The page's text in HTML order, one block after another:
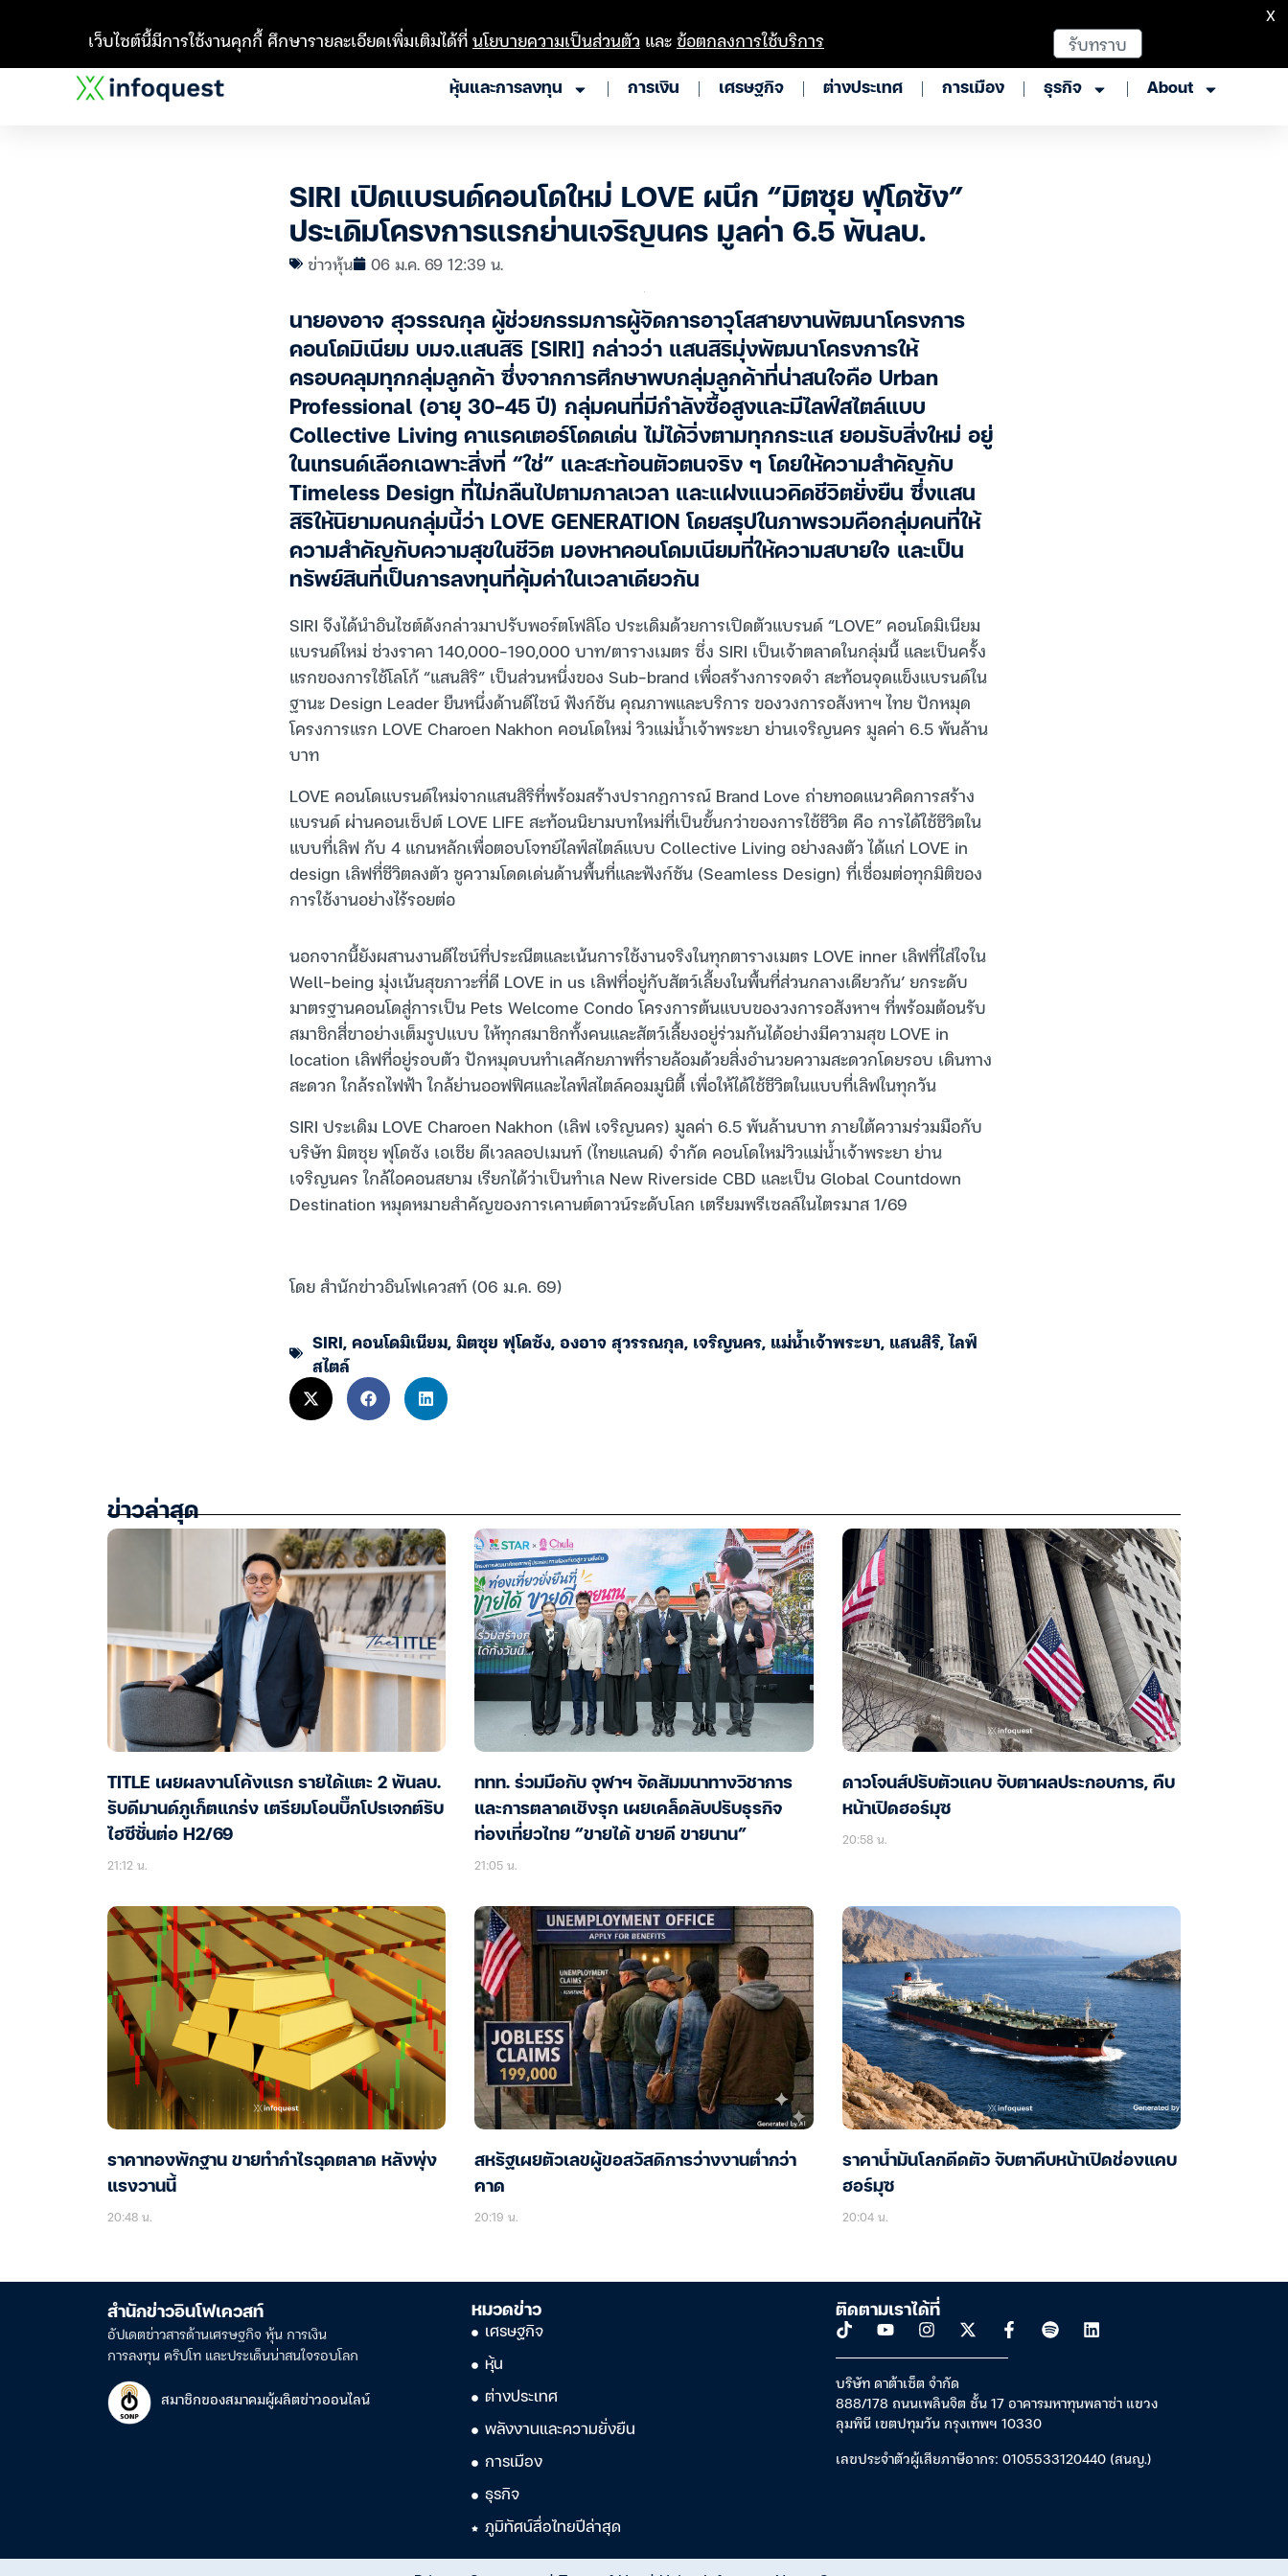
หุ้นและการลงทุน การเงิน เศรษฐกิจ ต่างประเทศ การเมือง ธุรกิจ About
SIRI เปิดแบรนด์คอนโดใหม่ LOVE ผนึก “มิตซุย ฟุโดซัง”
ประเดิมโครงการแรกย่านเจริญนคร มูลค่า 6.5 พันลบ.
ข่าวหุ้น 06 ม.ค. 69 12:39 น.
นายองอาจ สุวรรณกุล ผู้ช่วยกรรมการผู้จัดการอาวุโสสายงานพัฒนาโครงการ
คอนโดมิเนียม บมจ.แสนสิริ [SIRI] กล่าวว่า แสนสิริมุ่งพัฒนาโครงการให้
ครอบคลุมทุกกลุ่มลูกค้า ซึ่งจากการศึกษาพบกลุ่มลูกค้าที่น่าสนใจคือ Urban
Professional (อายุ 30-45 ปี) กลุ่มคนที่มีกำลังซื้อสูงและมีไลฟ์สไตล์แบบ
Collective Living คาแรคเตอร์โดดเด่น ไม่ได้วิ่งตามทุกกระแส ยอมรับสิ่งใหม่ อยู่
ในเทรนด์เลือกเฉพาะสิ่งที่ “ใช่” และสะท้อนตัวตนจริง ๆ โดยให้ความสำคัญกับ
Timeless Design ที่ไม่กลืนไปตามกาลเวลา และแฝงแนวคิดชีวิตยั่งยืน ซึ่งแสน
สิริให้นิยามคนกลุ่มนี้ว่า LOVE GENERATION โดยสรุปในภาพรวมคือกลุ่มคนที่ให้
ความสำคัญกับความสุขในชีวิต มองหาคอนโดมเนียมที่ให้ความสบายใจ และเป็น
ทรัพย์สินที่เป็นการลงทุนที่คุ้มค่าในเวลาเดียวกัน
SIRI จึงได้นำอินไซต์ดังกล่าวมาปรับพอร์ตโฟลิโอ ประเดิมด้วยการเปิดตัวแบรนด์ “LOVE” คอนโดมิเนียม
แบรนด์ใหม่ ช่วงราคา 140,000–190,000 บาท/ตารางเมตร ซึ่ง SIRI เป็นเจ้าตลาดในกลุ่มนี้ และเป็นครั้ง
แรกของการใช้โลโก้ “แสนสิริ” เป็นส่วนหนึ่งของ Sub-brand เพื่อสร้างการจดจำ สะท้อนจุดแข็งแบรนด์ใน
ฐานะ Design Leader ยืนหนึ่งด้านดีไซน์ ฟังก์ชัน คุณภาพและบริการ ของวงการอสังหาฯ ไทย ปักหมุด
โครงการแรก LOVE Charoen Nakhon คอนโดใหม่ วิวแม่น้ำเจ้าพระยา ย่านเจริญนคร มูลค่า 6.5 พันล้าน
บาท
LOVE คอนโดแบรนด์ใหม่จากแสนสิริที่พร้อมสร้างปรากฏการณ์ Brand Love ถ่ายทอดแนวคิดการสร้าง
แบรนด์ ผ่านคอนเซ็ปต์ LOVE LIFE สะท้อนนิยามบทใหม่ที่เป็นขั้นกว่าของการใช้ชีวิต คือ การได้ใช้ชีวิตใน
แบบที่เลิฟ กับ 4 แกนหลักเพื่อตอบโจทย์ไลฟ์สไตล์แบบ Collective Living อย่างลงตัว ได้แก่ LOVE in
design เลิฟที่ชีวิตลงตัว ชูความโดดเด่นด้านพื้นที่และฟังก์ชัน (Seamless Design) ที่เชื่อมต่อทุกมิติของ
การใช้งานอย่างไร้รอยต่อ
นอกจากนี้ยังผสานงานดีไซน์ที่ประณีตและเน้นการใช้งานจริงในทุกตารางเมตร LOVE inner เลิฟที่ใส่ใจใน
Well-being มุ่งเน้นสุขภาวะที่ดี LOVE in us เลิฟที่อยู่กับสัตว์เลี้ยงในพื้นที่ส่วนกลางเดียวกัน’ ยกระดับ
มาตรฐานคอนโดสู่การเป็น Pets Welcome Condo โครงการต้นแบบของวงการอสังหาฯ ที่พร้อมต้อนรับ
สมาชิกสี่ขาอย่างเต็มรูปแบบ ให้ทุกสมาชิกทั้งคนและสัตว์เลี้ยงอยู่ร่วมกันได้อย่างมีความสุข LOVE in
location เลิฟที่อยู่รอบตัว ปักหมุดบนทำเลศักยภาพที่รายล้อมด้วยสิ่งอำนวยความสะดวกโดยรอบ เดินทาง
สะดวก ใกล้รถไฟฟ้า ใกล้ย่านออฟฟิศและไลฟ์สไตล์คอมมูนิตี้ เพื่อให้ได้ใช้ชีวิตในแบบที่เลิฟในทุกวัน
SIRI ประเดิม LOVE Charoen Nakhon (เลิฟ เจริญนคร) มูลค่า 6.5 พันล้านบาท ภายใต้ความร่วมมือกับ
บริษัท มิตซุย ฟุโดซัง เอเชีย ดีเวลลอปเมนท์ (ไทยแลนด์) จำกัด คอนโดใหม่วิวแม่น้ำเจ้าพระยา ย่าน
เจริญนคร ใกล้ไอคอนสยาม เรียกได้ว่าเป็นทำเล New Riverside CBD และเป็น Global Countdown
Destination หมุดหมายสำคัญของการเคานต์ดาวน์ระดับโลก เตรียมพรีเซลล์ในไตรมาส 1/69
โดย สำนักข่าวอินโฟเควสท์ (06 ม.ค. 69)
SIRI,คอนโดมิเนียม,มิตซุย ฟุโดซัง,องอาจ สุวรรณกุล, เจริญนคร, แม่น้ำเจ้าพระยา, แสนสิริ,ไลฟ์
สไตล์
ข่าวล่าสุด
TITLE เผยผลงานโค้งแรก รายได้แตะ 2 พันลบ.
รับดีมานด์ภูเก็ตแกร่ง เตรียมโอนบิ๊กโปรเจกต์รับ
ไฮซีซั่นต่อ H2/69
21:12 น.
ททท. ร่วมมือกับ จุฬาฯ จัดสัมมนาทางวิชาการ
และการตลาดเชิงรุก เผยเคล็ดลับปรับธุรกิจ
ท่องเที่ยวไทย “ขายได้ ขายดี ขายนาน”
21:05 น.
ดาวโจนส์ปรับตัวแคบ จับตาผลประกอบการ, คืบ
หน้าเปิดฮอร์มุซ
20:58 น.
ราคาทองพักฐาน ขายทำกำไรฉุดตลาด หลังพุ่ง
แรงวานนี้
20:48 น.
สหรัฐเผยตัวเลขผู้ขอสวัสดิการว่างงานต่ำกว่า
คาด
20:19 น.
ราคาน้ำมันโลกดีดตัว จับตาคืบหน้าเปิดช่องแคบ
ฮอร์มุซ
20:04 น.
สำนักข่าวอินโฟเควสท์
อัปเดตข่าวสารด้านเศรษฐกิจ หุ้น การเงิน
การลงทุน คริปโท และประเด็นน่าสนใจรอบโลก
สมาชิกของสมาคมผู้ผลิตข่าวออนไลน์
หมวดข่าว
เศรษฐกิจ
หุ้น
ต่างประเทศ
พลังงานและความยั่งยืน
การเมือง
ธุรกิจ
ภูมิทัศน์สื่อไทยปีล่าสุด
ติดตามเราได้ที่
บริษัท ดาต้าเซ็ต จำกัด
888/178 ถนนเพลินจิต ชั้น 17 อาคารมหาทุนพลาซ่า แขวง
ลุมพินี เขตปทุมวัน กรุงเทพฯ 10330
เลขประจำตัวผู้เสียภาษีอากร: 0105533120440 (สนญ.)
เว็บไซต์นี้มีการใช้งานคุกกี้ ศึกษารายละเอียดเพิ่มเติมได้ที่นโยบายความเป็นส่วนตัว และข้อตกลงการใช้บริการ รับทราบ
X